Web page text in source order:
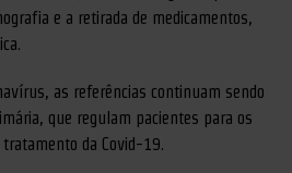
e a retirada de medicamentos,
as referências continuam sendo
que regulam pacientes para os
da Covid-19.